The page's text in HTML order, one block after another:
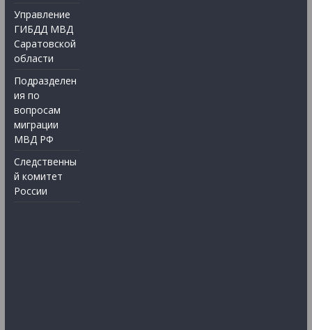
Управление
ГИБДД МВД
Саратовской
области
Подразделен
ия по
вопросам
миграции
МВД РФ
Следственны
й комитет
России